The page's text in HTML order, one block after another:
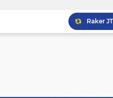
Raker